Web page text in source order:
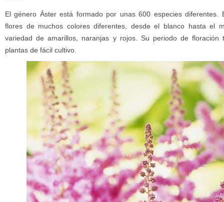
El género Áster está formado por unas 600 especies diferentes.
flores de muchos colores diferentes, desde el blanco hasta el
variedad de amarillos, naranjas y rojos. Su periodo de
plantas de fácil cultivo.